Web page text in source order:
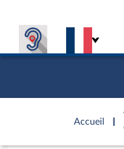
Accueil
d'accueil